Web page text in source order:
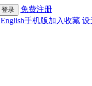
免费注册
English手机版加入收藏 设